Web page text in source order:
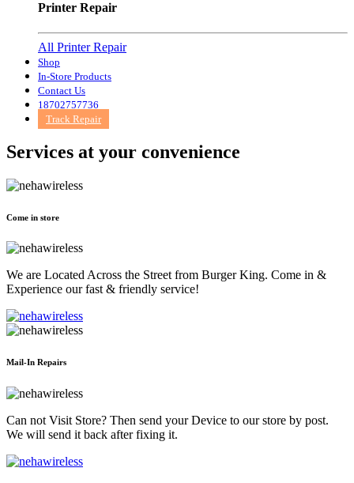
Printer Repair
All Printer Repair
Shop
In-Store Products
Contact Us
18702757736
Track Repair
Services at your convenience
Come in store
We are Located Across the Street from Burger King. Come in &
Experience our fast & friendly service!
Mail-In Repairs
Can not Visit Store? Then send your Device to our store by post.
We will send it back after fixing it.